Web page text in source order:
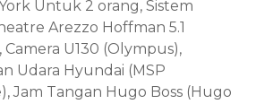
Untuk 2 orang, Sistem
Arezzo Hoffman 5.1
Camera U130 (Olympus),
Udara Hyundai (MSP
Jam Tangan Hugo Boss (Hugo